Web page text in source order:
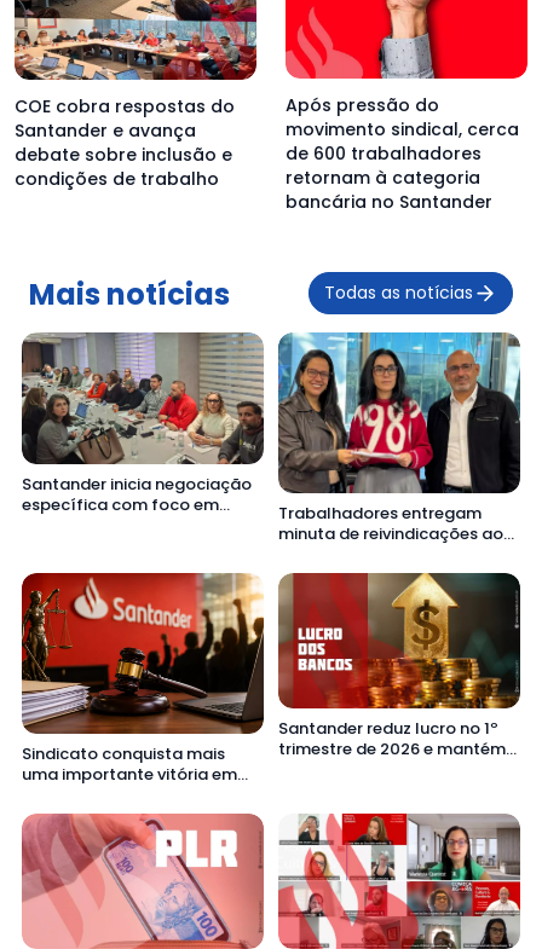
COE cobra respostas do
Santander e avança
debate sobre inclusão e
condições de trabalho
Após pressão do
movimento sindical, cerca
de 600 trabalhadores
retornam à categoria
bancária no Santander
Mais notícias Todas as notícias
Santander inicia negociação
específica com foco em
Trabalhadores entregam
minuta de reivindicações ao
Sindicato conquista mais
uma importante vitória em
Comerciais Empresas do
Santander
Santander reduz lucro no 1º
trimestre de 2026 e mantém